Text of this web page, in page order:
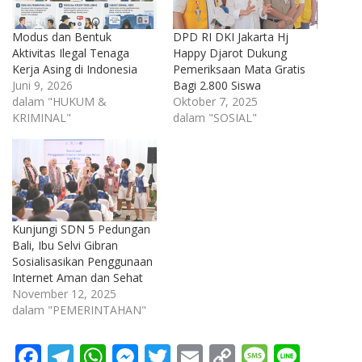
Modus dan Bentuk
Aktivitas Ilegal Tenaga
Kerja Asing di Indonesia
Juni 9, 2026
dalam "HUKUM &
KRIMINAL"
DPD RI DKI Jakarta Hj
Happy Djarot Dukung
Pemeriksaan Mata Gratis
Bagi 2.800 Siswa
Oktober 7, 2025
dalam "SOSIAL"
Kunjungi SDN 5 Pedungan
Bali, Ibu Selvi Gibran
Sosialisasikan Penggunaan
Internet Aman dan Sehat
November 12, 2025
dalam "PEMERINTAHAN"